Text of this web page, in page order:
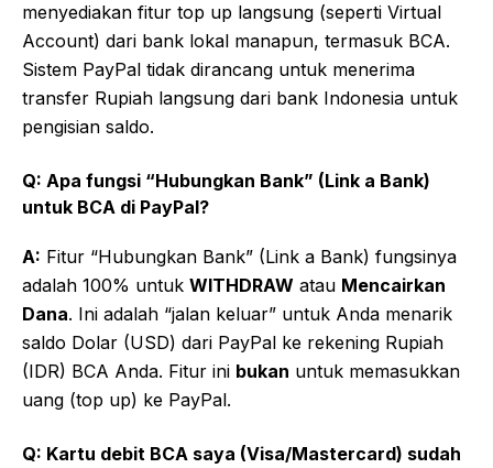
menyediakan fitur top up langsung (seperti Virtual
Account) dari bank lokal manapun, termasuk BCA.
Sistem PayPal tidak dirancang untuk menerima
transfer Rupiah langsung dari bank Indonesia untuk
pengisian saldo.
Q: Apa fungsi “Hubungkan Bank” (Link a Bank)
untuk BCA di PayPal?
A: Fitur “Hubungkan Bank” (Link a Bank) fungsinya
adalah 100% untuk WITHDRAW atau Mencairkan
Dana. Ini adalah “jalan keluar” untuk Anda menarik
saldo Dolar (USD) dari PayPal ke rekening Rupiah
(IDR) BCA Anda. Fitur ini bukan untuk memasukkan
uang (top up) ke PayPal.
Q: Kartu debit BCA saya (Visa/Mastercard) sudah